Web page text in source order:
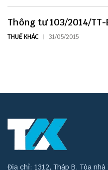
Thông tư 103/2014/TT-
THUẾ KHÁC 31/05/2015
Địa chỉ: 1312, Tháp B, Tòa